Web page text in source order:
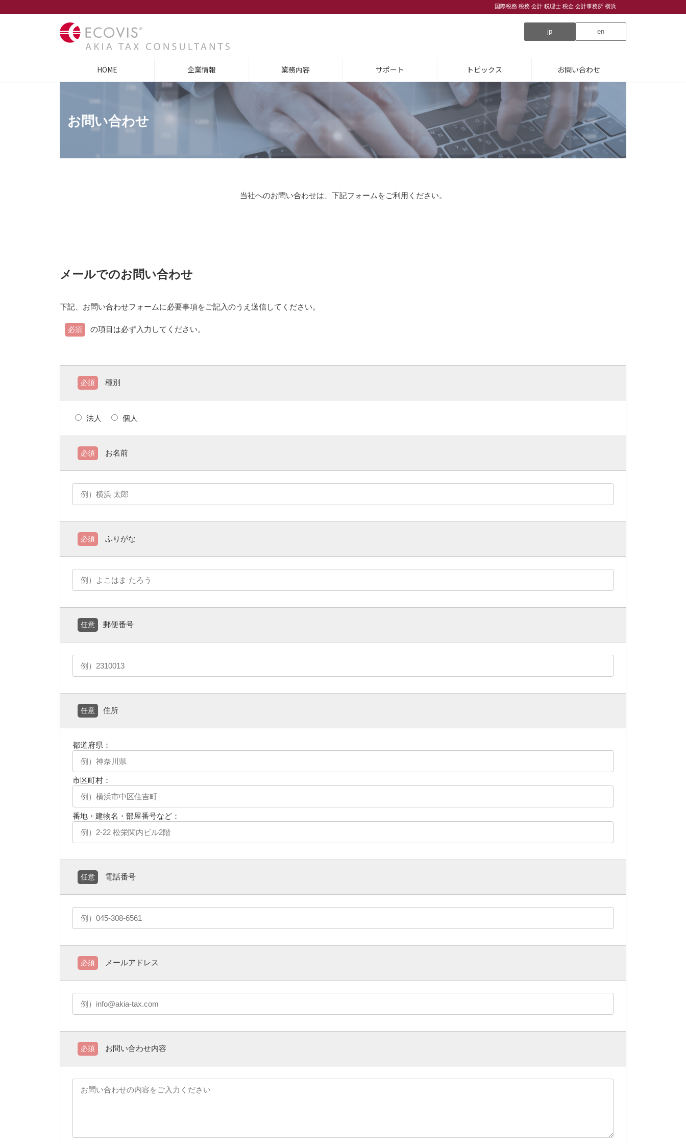
ン
ビ
国際税務 税務 会計 税理士 税金 会計事務所 横浜
jp en
HOME 企業情報 業務内容 サポート トピックス お問い合わせ
お問い合わせ
当社へのお問い合わせは、下記フォームをご利用ください。
メールでのお問い合わせ
下記、お問い合わせフォームに必要事項をご記入のうえ送信してください。
必須 の項目は必ず入力してください。
必須 種別
法人 個人
必須 お名前
必須 ふりがな
任意 郵便番号
任意 住所
都道府県：
市区町村：
番地・建物名・部屋番号など：
任意 電話番号
必須 メールアドレス
必須 お問い合わせ内容